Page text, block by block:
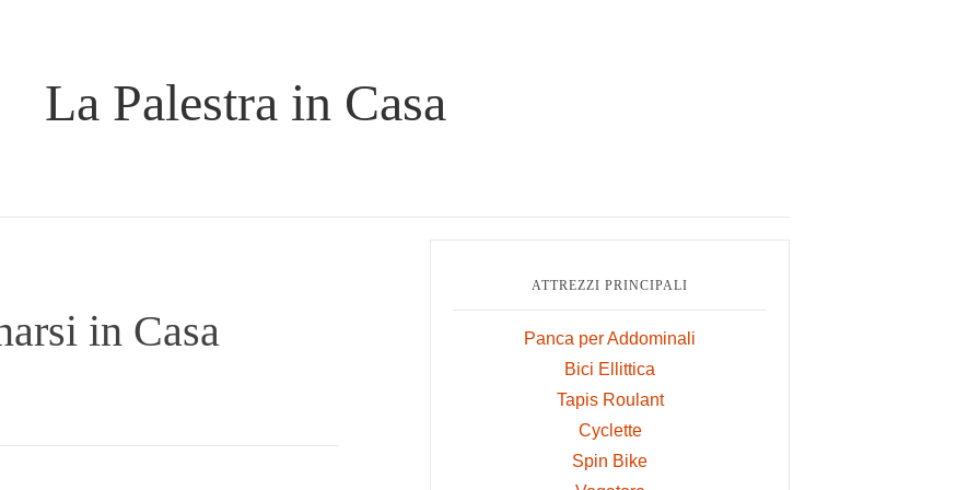
La Palestra in Casa
in Casa
Primary
ATTREZZI PRINCIPALI
Panca per Addominali
Bici Ellittica
Tapis Roulant
Cyclette
Spin Bike